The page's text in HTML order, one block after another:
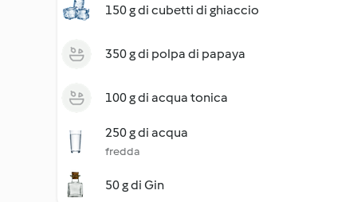
150 g di cubetti di ghiaccio
350 g di polpa di papaya
100 g di acqua tonica
250 g di acqua
fredda
50 g di Gin